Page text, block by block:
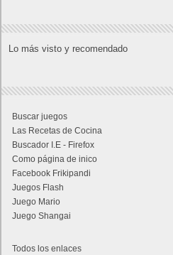
Lo más visto y recomendado
Buscar juegos
Las Recetas de Cocina
Buscador I.E - Firefox
Como página de inico
Facebook Frikipandi
Juegos Flash
Juego Mario
Juego Shangai
Todos los enlaces